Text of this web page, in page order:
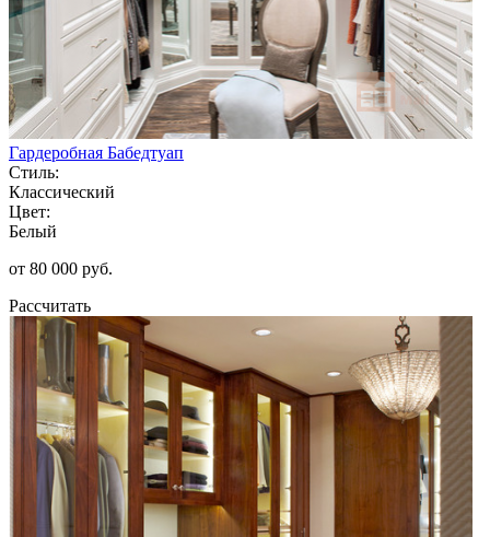
Гардеробная Бабедтуап
Стиль:
Классический
Цвет:
Белый
от 80 000 руб.
Рассчитать